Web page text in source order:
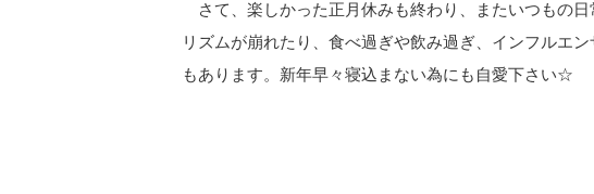
さて、楽しかった正月休みも終わり、またいつもの
リズムが崩れたり、食べ過ぎや飲み過ぎ、インフルエ
もあります。新年早々寝込まない為にも自愛下さい☆